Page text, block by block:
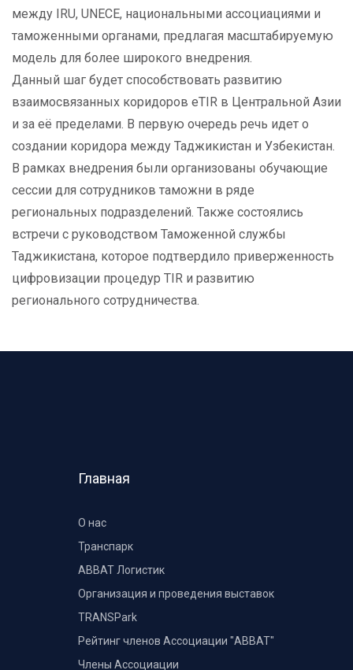
между IRU, UNECE, национальными ассоциациями и
таможенными органами, предлагая масштабируемую
модель для более широкого внедрения.
Данный шаг будет способствовать развитию
взаимосвязанных коридоров eTIR в Центральной Азии
и за её пределами. В первую очередь речь идет о
создании коридора между Таджикистан и Узбекистан.
В рамках внедрения были организованы обучающие
сессии для сотрудников таможни в ряде
региональных подразделений. Также состоялись
встречи с руководством Таможенной службы
Таджикистана, которое подтвердило приверженность
цифровизации процедур TIR и развитию
регионального сотрудничества.
Главная
О нас
Транспарк
ABBAT Логистик
Организация и проведения выставок
TRANSPark
Рейтинг членов Ассоциации "АВВАТ"
Члены Ассоциации